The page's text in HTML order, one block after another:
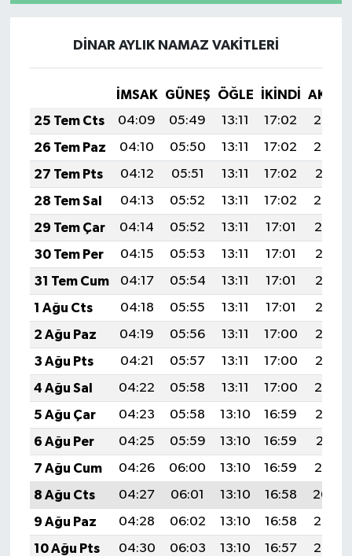
DİNAR AYLIK NAMAZ VAKITLERI
İMSAK GÜNEŞ ÖĞLE İKINDI
25 Tem Cts
04:09 05:49 13:11 17:02
20:23
26 Tem Paz
04:10 05:50 13:11 17:02
20:22
27 Tem Pts
04:12 05:51 13:11 17:02
20:21
28 Tem Sal
04:13 05:52 13:11 17:02
20:20
29 Tem Çar
04:14 05:52 13:11 17:01
20:19
30 Tem Per
04:15 05:53 13:11 17:01
20:18
31 Tem Cum
04:17 05:54 13:11 17:01
20:18
1 Ağu Cts
04:18 05:55 13:11 17:01
20:17
2 Ağu Paz
04:19 05:56 13:11 17:00
20:16
3 Ağu Pts
04:21 05:57 13:11 17:00
20:15
4 Ağu Sal
04:22 05:58 13:11 17:00
20:14
5 Ağu Çar
04:23 05:58 13:10 16:59
20:13
6 Ağu Per
04:25 05:59 13:10 16:59
20:11
7 Ağu Cum
04:26 06:00 13:10 16:59
20:10
8 Ağu Cts
04:27 06:01 13:10 16:58
20:09
9 Ağu Paz
04:28 06:02 13:10 16:58
20:08
10 Ağu Pts
04:30 06:03 13:10 16:57
20:07